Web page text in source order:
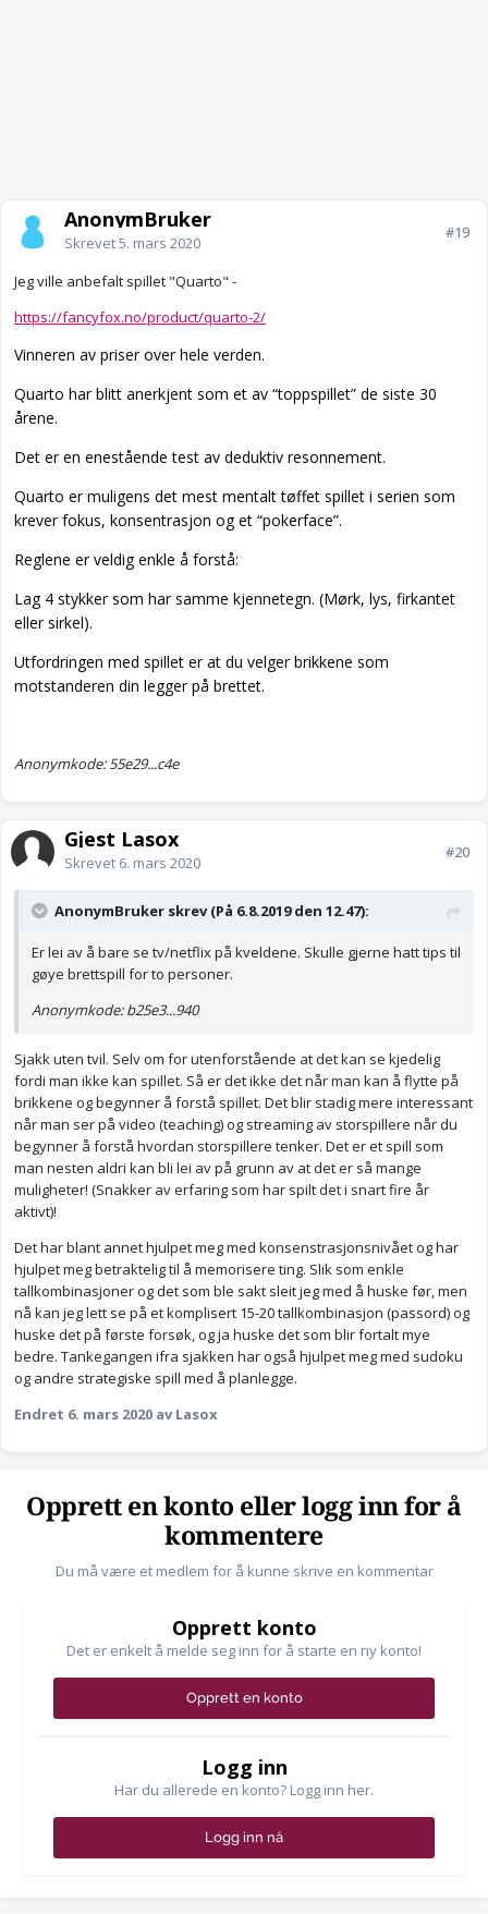
AnonymBruker
Skrevet5. mars 2020
#19
Jeg ville anbefalt spillet "Quarto" -
https://fancyfox.no/product/quarto-2/
Vinneren av priser over hele verden.
Quarto har blitt anerkjent som et av “toppspillet” de siste 30
årene.
Det er en enestående test av deduktiv resonnement.
Quarto er muligens det mest mentalt tøffet spillet i serien som
krever fokus, konsentrasjon og et “pokerface”.
Reglene er veldig enkle å forstå:
Lag 4 stykker som har samme kjennetegn. (Mørk, lys, firkantet
eller sirkel).
Utfordringen med spillet er at du velger brikkene som
motstanderen din legger på brettet.
Anonymkode: 55e29...c4e
Gjest Lasox
Skrevet 6. mars 2020
#20
AnonymBruker skrev (På 6.8.2019 den 12.47):
Er lei av å bare se tv/netflix på kveldene. Skulle gjerne hatt tips til
gøye brettspill for to personer.
Anonymkode: b25e3...940
Sjakk uten tvil. Selv om for utenforstående at det kan se kjedelig
fordi man ikke kan spillet. Så er det ikke det når man kan å flytte på
brikkene og begynner å forstå spillet. Det blir stadig mere interessant
når man ser på video (teaching) og streaming av storspillere når du
begynner å forstå hvordan storspillere tenker. Det er et spill som
man nesten aldri kan bli lei av på grunn av at det er så mange
muligheter! (Snakker av erfaring som har spilt det i snart fire år
aktivt)!
Det har blant annet hjulpet meg med konsenstrasjonsnivået og har
hjulpet meg betraktelig til å memorisere ting. Slik som enkle
tallkombinasjoner og det som ble sakt sleit jeg med å huske før, men
nå kan jeg lett se på et komplisert 15-20 tallkombinasjon (passord) og
huske det på første forsøk, og ja huske det som blir fortalt mye
bedre. Tankegangen ifra sjakken har også hjulpet meg med sudoku
og andre strategiske spill med å planlegge.
Endret 6. mars 2020 av Lasox
Opprett en konto eller logg inn for å
kommentere
Du må være et medlem for å kunne skrive en kommentar
Opprett konto
Det er enkelt å melde seg inn for å starte en ny konto!
Opprett en konto
Logg inn
Har du allerede en konto? Logg inn her.
Logg inn nå